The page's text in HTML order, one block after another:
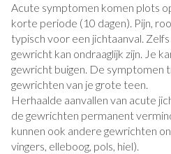
Acute symptomen komen plots
korte periode (10 dagen). Pijn,
typisch voor een jichtaanval.
gewricht kan ondraaglijk zijn. Je
gewricht buigen. De symptomen
gewrichten van je grote teen.
Herhaalde aanvallen van acute
de gewrichten permanent
kunnen ook andere gewrichten
vingers, elleboog, pols, hiel).